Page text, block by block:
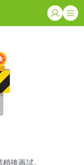
後再試。